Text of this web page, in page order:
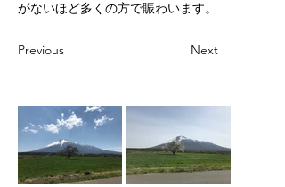
がないほど多くの方で賑わいます。
Previous Next